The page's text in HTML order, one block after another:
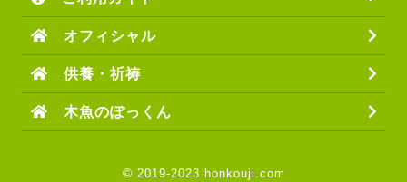
オフィシャル
供養・祈祷
木魚のぽっくん
© 2019-2023 honkouji.com